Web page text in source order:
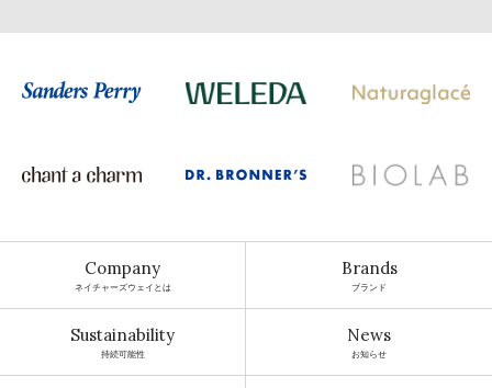
Company
ネイチャーズウェイとは
Brands
ブランド
Sustainability
持続可能性
News
お知らせ